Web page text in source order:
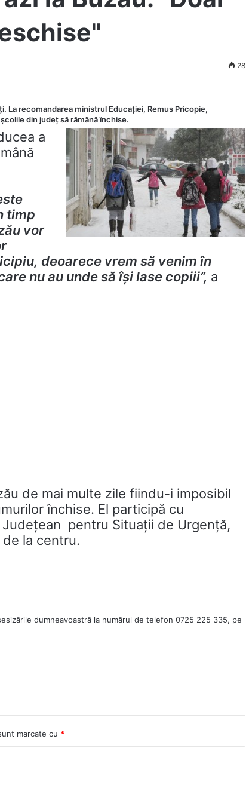
28
recomandarea ministrul Educației, Remus Pricopie,
din județ să rămână închise.
a
timp
vor
deoarece vrem să venim în
nu au unde să își lase copiii”, a
de mai multe zile fiindu-i imposibil
închise. El participă cu
pentru Situații de Urgență,
la centru.
dumneavoastră la numărul de telefon 0725 225 335, pe
marcate cu *